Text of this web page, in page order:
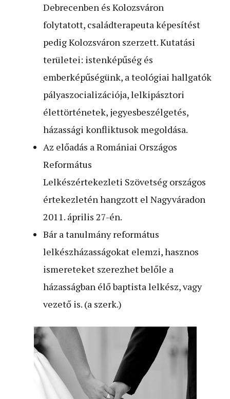
Debrecenben és Kolozsváron
folytatott, családterapeuta képesítést
pedig Kolozsváron szerzett. Kutatási
területei: istenképűség és
emberképűségünk, a teológiai hallgatók
pályaszocializációja, lelkipásztori
élettörténetek, jegyesbeszélgetés,
házassági konfliktusok megoldása.
Az előadás a Romániai Országos
Református
Lelkészértekezleti Szövetség országos
értekezletén hangzott el Nagyváradon
2011. április 27-én.
Bár a tanulmány református
lelkészházasságokat elemzi, hasznos
ismereteket szerezhet belőle a
házasságban élő baptista lelkész, vagy
vezető is. (a szerk.)